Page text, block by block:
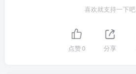
喜欢就支持一下吧
点赞0 分享